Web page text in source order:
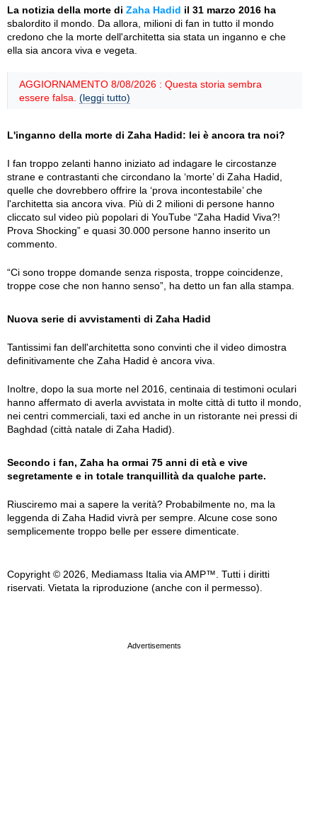
La notizia della morte di Zaha Hadid il 31 marzo 2016 ha
sbalordito il mondo. Da allora, milioni di fan in tutto il mondo
credono che la morte dell'architetta sia stata un inganno e che
ella sia ancora viva e vegeta.
AGGIORNAMENTO 8/08/2026 : Questa storia sembra
essere falsa. (leggi tutto)
L'inganno della morte di Zaha Hadid: lei è ancora tra noi?
I fan troppo zelanti hanno iniziato ad indagare le circostanze
strane e contrastanti che circondano la ‘morte’ di Zaha Hadid,
quelle che dovrebbero offrire la ‘prova incontestabile’ che
l'architetta sia ancora viva. Più di 2 milioni di persone hanno
cliccato sul video più popolari di YouTube “Zaha Hadid Viva?!
Prova Shocking” e quasi 30.000 persone hanno inserito un
commento.
“Ci sono troppe domande senza risposta, troppe coincidenze,
troppe cose che non hanno senso”, ha detto un fan alla stampa.
Nuova serie di avvistamenti di Zaha Hadid
Tantissimi fan dell'architetta sono convinti che il video dimostra
definitivamente che Zaha Hadid è ancora viva.
Inoltre, dopo la sua morte nel 2016, centinaia di testimoni oculari
hanno affermato di averla avvistata in molte città di tutto il mondo,
nei centri commerciali, taxi ed anche in un ristorante nei pressi di
Baghdad (città natale di Zaha Hadid).
Secondo i fan, Zaha ha ormai 75 anni di età e vive
segretamente e in totale tranquillità da qualche parte.
Riusciremo mai a sapere la verità? Probabilmente no, ma la
leggenda di Zaha Hadid vivrà per sempre. Alcune cose sono
semplicemente troppo belle per essere dimenticate.
Copyright © 2026, Mediamass Italia via AMP™. Tutti i diritti
riservati. Vietata la riproduzione (anche con il permesso).